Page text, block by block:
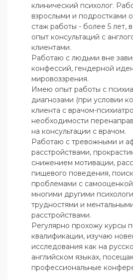
клинический психолог.
взрослыми и подростками
стаж работы - более 5 лет,
опыт консультаций с
клиентами.
Работаю с людьми вне
конфессий, гендерной
мировоззрения.
Имею опыт работы с
диагнозами (при условии
клиента с врачом-
необходимости
на консультации с врачом.
Работаю с тревожными и
расстройствами,
снижением мотивации,
пищевого поведения,
проблемами с
многими другими
трудностями и
расстройствами.
Регулярно прохожу курсы
квалификации, изучаю
исследования как на
английском языках,
профессиональные